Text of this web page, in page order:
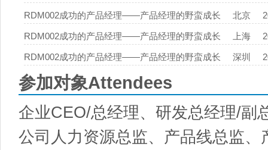
RDM002成功的产品经理——产品经理的野蛮成长 北京
RDM002成功的产品经理——产品经理的野蛮成长 上海
RDM002成功的产品经理——产品经理的野蛮成长 深圳
参加对象Attendees
企业CEO/总经理、研发总经理/副
公司人力资源总监、产品线总监、